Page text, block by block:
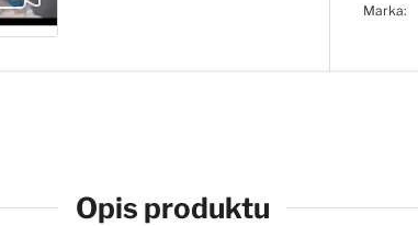
Marka:
Opis produktu